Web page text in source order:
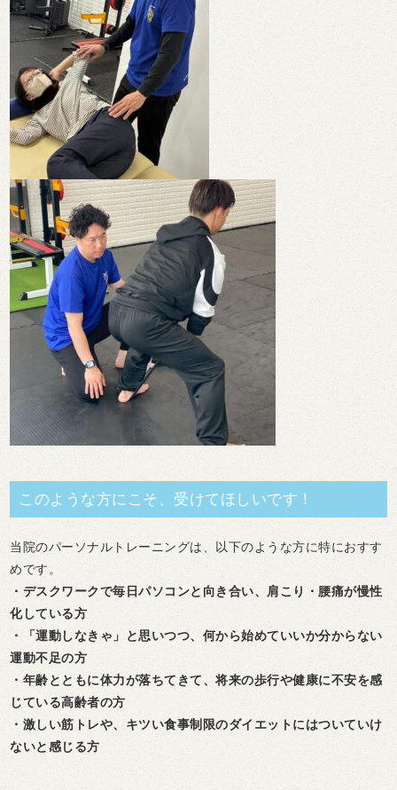
このような方にこそ、受けてほしいです！
当院のパーソナルトレーニングは、以下のような方に特におすす
めです。
・デスクワークで毎日パソコンと向き合い、肩こり・腰痛が慢性
化している方
・「運動しなきゃ」と思いつつ、何から始めていいか分からない
運動不足の方
・年齢とともに体力が落ちてきて、将来の歩行や健康に不安を感
じている高齢者の方
・激しい筋トレや、キツい食事制限のダイエットにはついていけ
ないと感じる方